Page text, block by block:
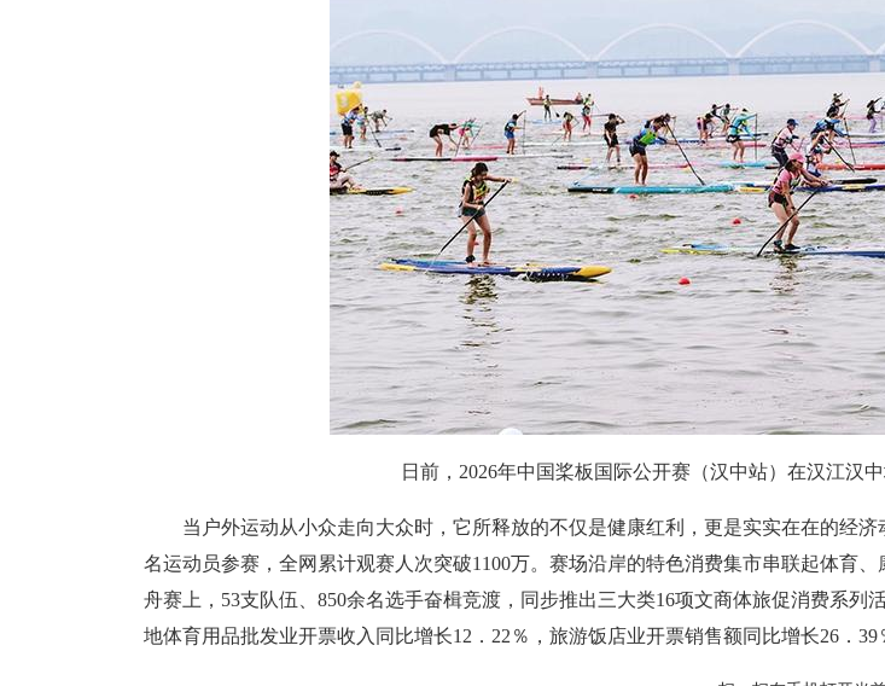
日前，2026年中国桨板国际公开赛（汉中站）在汉江汉
当户外运动从小众走向大众时，它所释放的不仅是健康红利，更是实实在在的经
名运动员参赛，全网累计观赛人次突破1100万。赛场沿岸的特色消费集市串联起体育
舟赛上，53支队伍、850余名选手奋楫竞渡，同步推出三大类16项文商体旅促消费系
地体育用品批发业开票收入同比增长12．22％，旅游饭店业开票销售额同比增长26．